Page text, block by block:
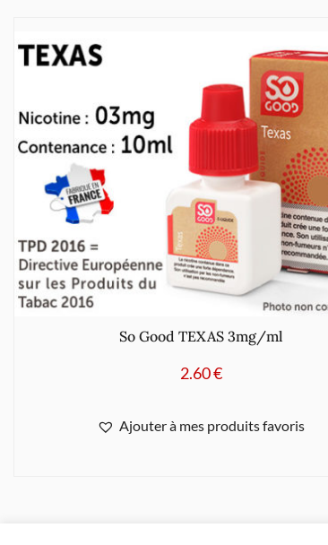
So Good TEXAS 3mg/ml
2.60€
Ajouter à mes produits favoris